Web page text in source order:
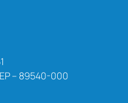
– 89540-000